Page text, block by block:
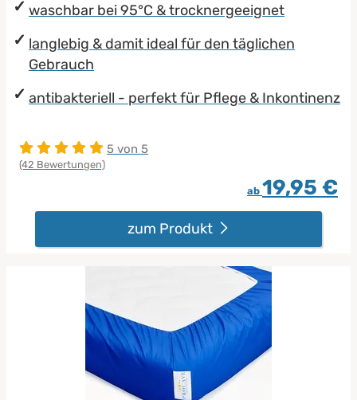
waschbar bei 95°C & trocknergeeignet
langlebig & damit ideal für den täglichen
Gebrauch
antibakteriell - perfekt für Pflege & Inkontinenz
5 von 5
(42 Bewertungen)
ab 19,95 €
zum Produkt